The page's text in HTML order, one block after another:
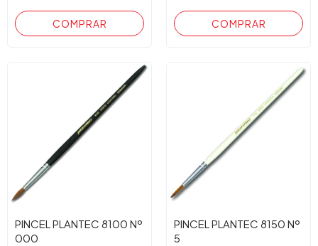
PINCEL PLANTEC 8100 Nº
000
PINCEL PLANTEC 8150 Nº
5